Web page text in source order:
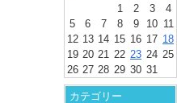
1
2 3
4
5
6 7 8 9 10 11
12 13 14 15 16 17 18
19 20 21 22 23 24 25
26 27 28 29 30 31
カテゴリー